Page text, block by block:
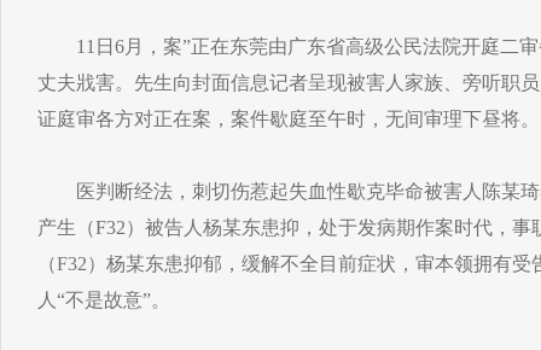
11日6月，案”正在东莞由广东省高级公民法院开庭二审
丈夫戕害。先生向封面信息记者呈现被害人家族、旁听职
证庭审各方对正在案，案件歇庭至午时，无间审理下昼将。
医判断经法，刺切伤惹起失血性歇克毕命被害人陈某琦
产生（F32）被告人杨某东患抑，处于发病期作案时代，
（F32）杨某东患抑郁，缓解不全目前症状，审本领拥有
人“不是故意”。